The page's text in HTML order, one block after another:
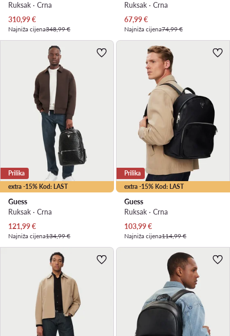
Ruksak · Crna
Trenutna cijena
310,99€
Najniža cijena348,99 €
Ruksak · Crna
Trenutna cijena
67,99€
Najniža cijena74,99 €
extra -15% Kod: LAST
Prilika
Guess
Ruksak · Crna
Trenutna cijena
121,99€
Najniža cijena134,99 €
extra -15% Kod: LAST
Prilika
Guess
Ruksak · Crna
Trenutna cijena
103,99€
Najniža cijena114,99 €